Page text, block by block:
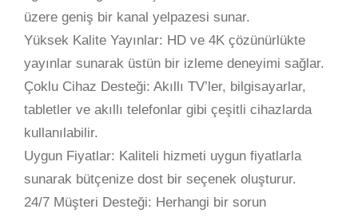
üzere geniş bir kanal yelpazesi sunar.
Yüksek Kalite Yayınlar: HD ve 4K çözünürlükte
yayınlar sunarak üstün bir izleme deneyimi sağlar.
Çoklu Cihaz Desteği: Akıllı TV’ler, bilgisayarlar,
tabletler ve akıllı telefonlar gibi çeşitli cihazlarda
kullanılabilir.
Uygun Fiyatlar: Kaliteli hizmeti uygun fiyatlarla
sunarak bütçenize dost bir seçenek oluşturur.
24/7 Müşteri Desteği: Herhangi bir sorun